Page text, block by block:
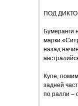
ПОД
Бумеранги
марки
назад
Купе,
задней
по ралли –